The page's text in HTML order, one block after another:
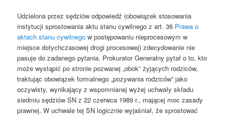
Udzielona przez sędziów odpowiedź (obowiązek stosowania
instytucji sprostowania aktu stanu cywilnego z art. 36 Prawa o
aktach stanu cywilnego w postępowaniu nieprocesowym w
miejsce dotychczasowej drogi procesowej) zdecydowanie nie
pasuje do zadanego pytania. Prokurator Generalny pytał o to, kto
może wystąpić po stronie pozwanej „obok” żyjących rodziców,
traktując obowiązek formalnego „pozywania rodziców” jako
oczywisty, wynikający z wspomnianej wyżej uchwały składu
siedmiu sędziów SN z 22 czerwca 1989 r., mającej moc zasady
prawnej. W uchwale tej SN logicznie wyjaśniał, że sprostować